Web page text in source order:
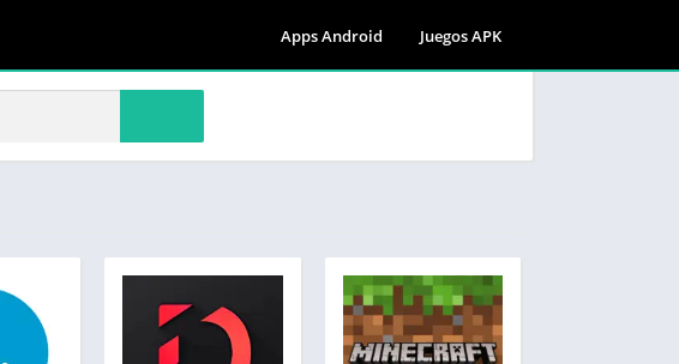
Apps Android Juegos APK